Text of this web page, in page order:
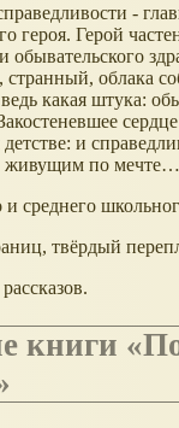
-
героя. Герой
обывательского
облака
какая штука:
и
живущим по мечте…
среднего
твёрдый